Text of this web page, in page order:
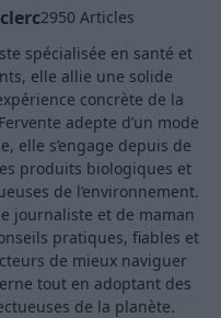
2950 Articles
spécialisée en santé et
elle allie une solide
concrète de la
adepte d’un mode
elle s’engage depuis de
produits biologiques et
de l’environnement.
journaliste et de maman
pratiques, fiables et
de mieux naviguer
tout en adoptant des
de la planète.